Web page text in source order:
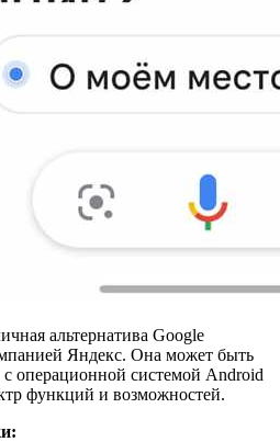
альтернатива Google
Яндекс. Она может быть
с операционной системой Android
функций и возможностей.